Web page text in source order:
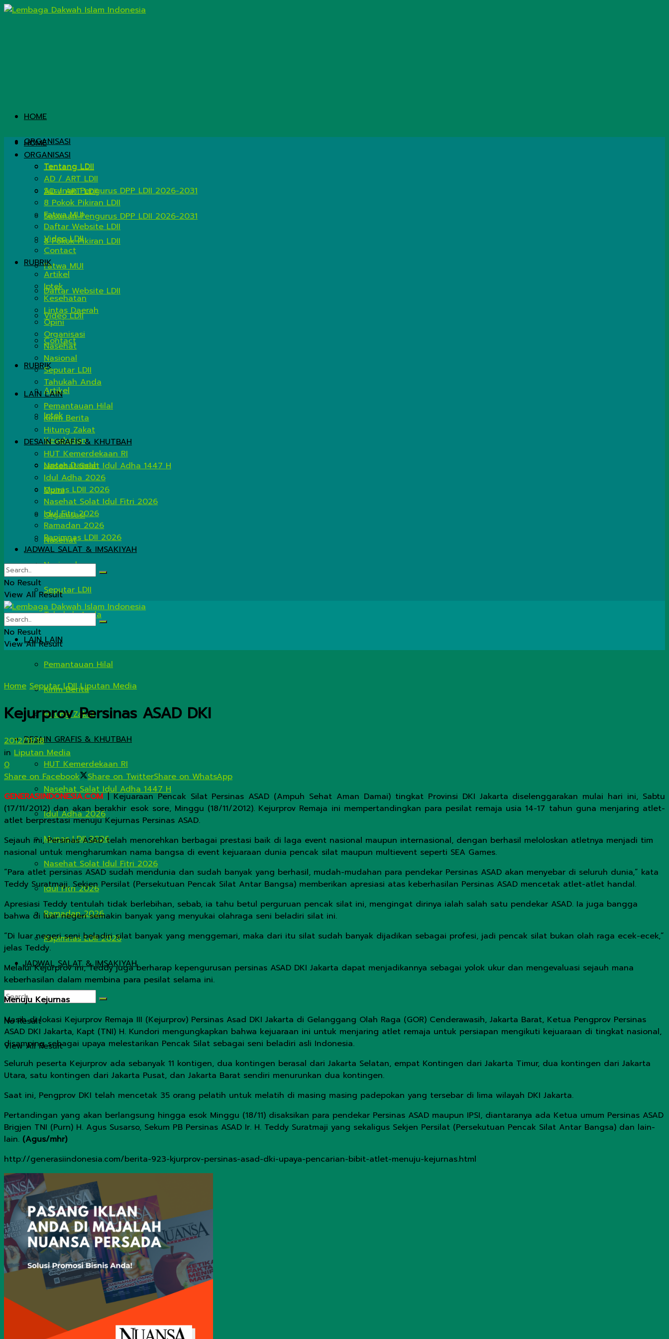
HOME
ORGANISASI
Tentang LDII
AD / ART LDII
Susunan Pengurus DPP LDII 2026-2031
8 Pokok Pikiran LDII
Fatwa MUI
Daftar Website LDII
Video LDII
Contact
RUBRIK
Artikel
Iptek
Kesehatan
Lintas Daerah
Opini
Organisasi
Nasehat
Nasional
Seputar LDII
Tahukah Anda
LAIN LAIN
Pemantauan Hilal
Kirim Berita
Hitung Zakat
DESAIN GRAFIS & KHUTBAH
HUT Kemerdekaan RI
Nasehat Salat Idul Adha 1447 H
Idul Adha 2026
Munas LDII 2026
Nasehat Solat Idul Fitri 2026
Idul Fitri 2026
Ramadan 2026
Rapimnas LDII 2026
JADWAL SALAT & IMSAKIYAH
No Result
View All Result
HOME
ORGANISASI
Tentang LDII
AD / ART LDII
Susunan Pengurus DPP LDII 2026-2031
8 Pokok Pikiran LDII
Fatwa MUI
Daftar Website LDII
Video LDII
Contact
RUBRIK
Artikel
Iptek
Kesehatan
Lintas Daerah
Opini
Organisasi
Nasehat
Nasional
Seputar LDII
Tahukah Anda
LAIN LAIN
Pemantauan Hilal
Kirim Berita
Hitung Zakat
DESAIN GRAFIS & KHUTBAH
HUT Kemerdekaan RI
Nasehat Salat Idul Adha 1447 H
Idul Adha 2026
Munas LDII 2026
Nasehat Solat Idul Fitri 2026
Idul Fitri 2026
Ramadan 2026
Rapimnas LDII 2026
JADWAL SALAT & IMSAKIYAH
No Result
View All Result
No Result
View All Result
Home Seputar LDII Liputan Media
Kejurprov Persinas ASAD DKI
2012/11/18
in Liputan Media
0
Share on Facebook
Share on TwitterShare on WhatsApp
GENERASIINDONESIA.COM| Kejuaraan Pencak Silat Persinas ASAD (Ampuh Sehat Aman Damai) tingkat Provinsi DKI Jakarta diselenggarakan mulai hari ini, Sabtu
(17/11/2012) dan akan berakhir esok sore, Minggu (18/11/2012). Kejurprov Remaja ini mempertandingkan para pesilat remaja usia 14-17 tahun guna menjaring atlet-
atlet berprestasi menuju Kejurnas Persinas ASAD.
Sejauh ini, Persinas ASAD telah menorehkan berbagai prestasi baik di laga event nasional maupun internasional, dengan berhasil meloloskan atletnya menjadi tim
nasional untuk mengharumkan nama bangsa di event kejuaraan dunia pencak silat maupun multievent seperti SEA Games.
“Para atlet persinas ASAD sudah mendunia dan sudah banyak yang berhasil, mudah-mudahan para pendekar Persinas ASAD akan menyebar di seluruh dunia,” kata
Teddy Suratmaji, Sekjen Persilat (Persekutuan Pencak Silat Antar Bangsa) memberikan apresiasi atas keberhasilan Persinas ASAD mencetak atlet-atlet handal.
Apresiasi Teddy tentulah tidak berlebihan, sebab, ia tahu betul perguruan pencak silat ini, mengingat dirinya ialah salah satu pendekar ASAD. Ia juga bangga
bahwa di luar negeri semakin banyak yang menyukai olahraga seni beladiri silat ini.
“Di luar negeri seni beladiri silat banyak yang menggemari, maka dari itu silat sudah banyak dijadikan sebagai profesi, jadi pencak silat bukan olah raga ecek-ecek,”
jelas Teddy.
Melalui Kejurprov ini, Teddy juga berharap kepengurusan persinas ASAD DKI Jakarta dapat menjadikannya sebagai yolok ukur dan mengevaluasi sejauh mana
keberhasilan dalam membina para pesilat selama ini.
Menuju Kejurnas
Masih di lokasi Kejurprov Remaja III (Kejurprov) Persinas Asad DKI Jakarta di Gelanggang Olah Raga (GOR) Cenderawasih, Jakarta Barat, Ketua Pengprov Persinas
ASAD DKI Jakarta, Kapt (TNI) H. Kundori mengungkapkan bahwa kejuaraan ini untuk menjaring atlet remaja untuk persiapan mengikuti kejuaraan di tingkat nasional,
disamping sebagai upaya melestarikan Pencak Silat sebagai seni beladiri asli Indonesia.
Seluruh peserta Kejurprov ada sebanyak 11 kontigen, dua kontingen berasal dari Jakarta Selatan, empat Kontingen dari Jakarta Timur, dua kontingen dari Jakarta
Utara, satu kontingen dari Jakarta Pusat, dan Jakarta Barat sendiri menurunkan dua kontingen.
Saat ini, Pengprov DKI telah mencetak 35 orang pelatih untuk melatih di masing masing padepokan yang tersebar di lima wilayah DKI Jakarta.
Pertandingan yang akan berlangsung hingga esok Minggu (18/11) disaksikan para pendekar Persinas ASAD maupun IPSI, diantaranya ada Ketua umum Persinas ASAD
Brigjen TNI (Purn) H. Agus Susarso, Sekum PB Persinas ASAD Ir. H. Teddy Suratmaji yang sekaligus Sekjen Persilat (Persekutuan Pencak Silat Antar Bangsa) dan lain-
lain. (Agus/mhr)
http://generasiindonesia.com/berita-923-kjurprov-persinas-asad-dki-upaya-pencarian-bibit-atlet-menuju-kejurnas.html